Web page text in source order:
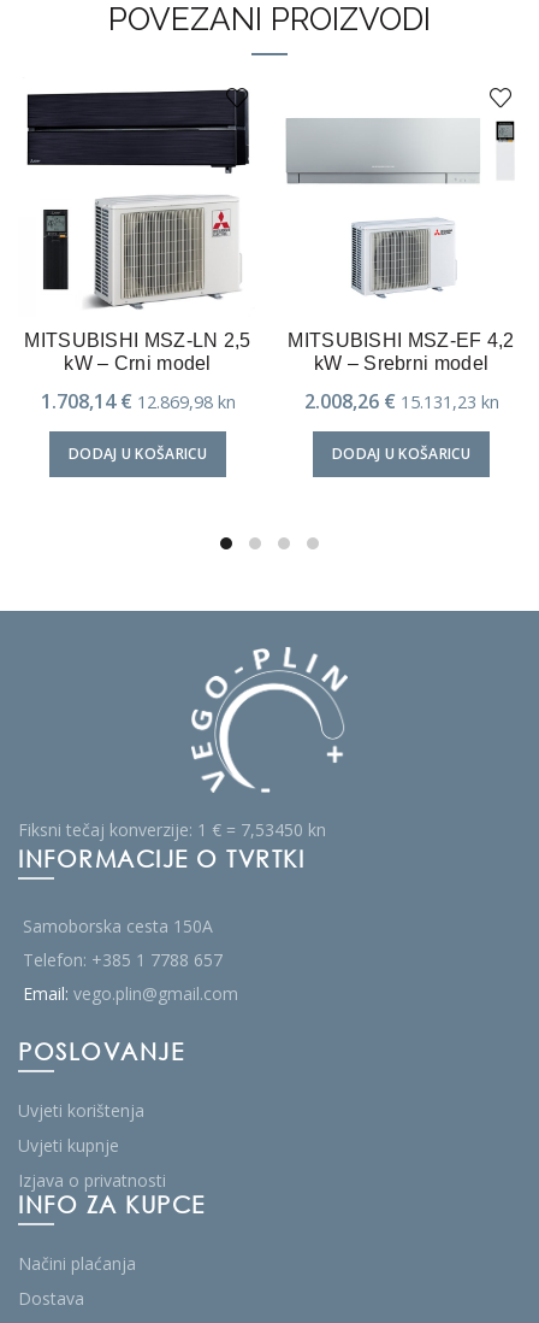
POVEZANI PROIZVODI
MITSUBISHI MSZ-LN 2,5
kW – Crni model
1.708,14€ 12.869,98 kn
DODAJ U KOŠARICU
MITSUBISHI MSZ-EF 4,2
kW – Srebrni model
2.008,26 € 15.131,23 kn
DODAJ U KOŠARICU
Fiksni tečaj konverzije: 1 € = 7,53450 kn
INFORMACIJE O TVRTKI
Samoborska cesta 150A
Telefon: +385 1 7788 657
Email: vego.plin@gmail.com
POSLOVANJE
Uvjeti korištenja
Uvjeti kupnje
Izjava o privatnosti
INFO ZA KUPCE
Načini plaćanja
Dostava